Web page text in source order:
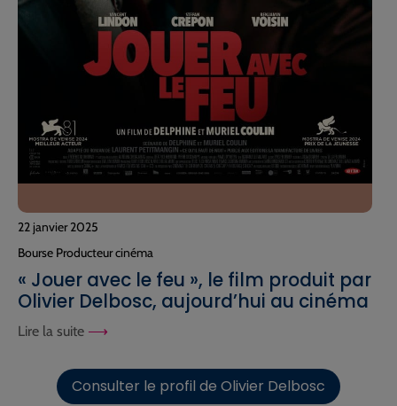
22 janvier 2025
Bourse Producteur cinéma
« Jouer avec le feu », le film produit par
Olivier Delbosc, aujourd’hui au cinéma
Lire la suite
Consulter le profil de Olivier Delbosc